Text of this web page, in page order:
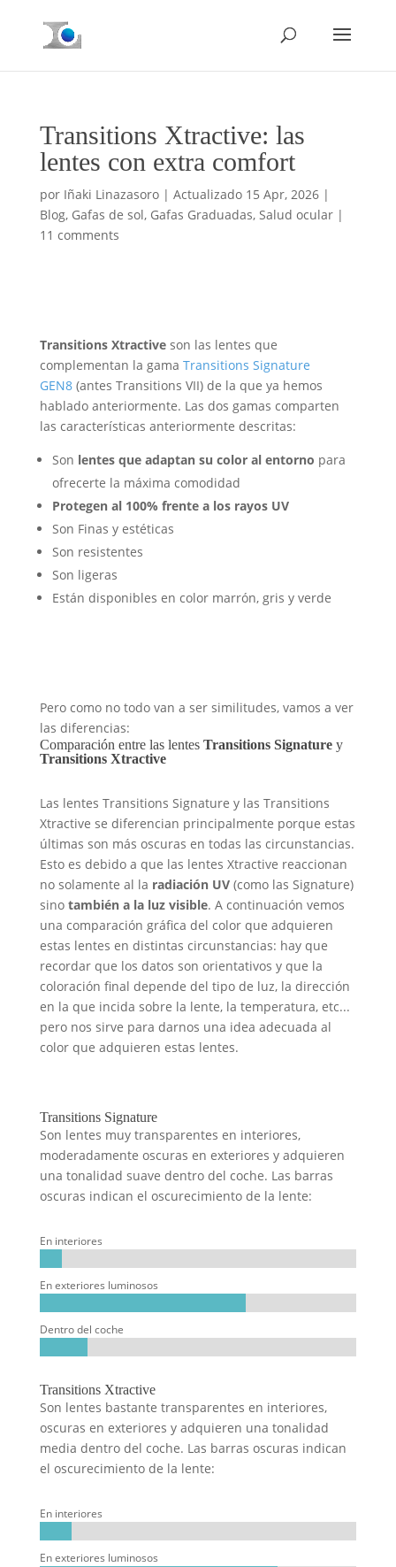
Transitions Xtractive: las
lentes con extra comfort
por Iñaki Linazasoro| Actualizado 15 Apr, 2026|
Blog, Gafas de sol, Gafas Graduadas, Salud ocular|
11 comments
Transitions Xtractiveson las lentes que
complementan la gama Transitions Signature
GEN8(antes Transitions VII) de la que ya hemos
hablado anteriormente. Las dos gamas comparten
las características anteriormente descritas:
Son lentes que adaptan su color al entorno para
ofrecerte la máxima comodidad
Protegen al 100% frente a los rayos UV
Son Finas y estéticas
Son resistentes
Son ligeras
Están disponibles en color marrón, gris y verde
Pero como no todo van a ser similitudes, vamos a ver
las diferencias:
Comparación entre las lentes Transitions Signaturey
Transitions Xtractive
Las lentes Transitions Signature y las Transitions
Xtractive se diferencian principalmente porque estas
últimas son más oscuras en todas las circunstancias.
Esto es debido a que las lentes Xtractive reaccionan
no solamente al la radiación UV(como las Signature)
sinotambién a la luz visible. A continuación vemos
una comparación gráfica del color que adquieren
estas lentes en distintas circunstancias: hay que
recordar que los datos son orientativos y que la
coloración final depende del tipo de luz, la dirección
en la que incida sobre la lente, la temperatura, etc...
pero nos sirve para darnos una idea adecuada al
color que adquieren estas lentes.
Transitions Signature
Son lentes muy transparentes en interiores,
moderadamente oscuras en exteriores y adquieren
una tonalidad suave dentro del coche. Las barras
oscuras indican el oscurecimiento de la lente:
En interiores
En exteriores luminosos
Dentro del coche
Transitions Xtractive
Son lentes bastante transparentes en interiores,
oscuras en exteriores y adquieren una tonalidad
media dentro del coche. Las barras oscuras indican
el oscurecimiento de la lente:
En interiores
En exteriores luminosos